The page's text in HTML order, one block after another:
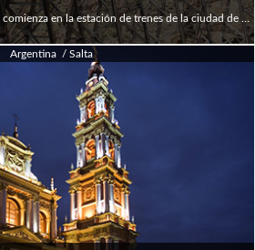
BUS+TREN+BUS: la excursión comienza en la estación de trenes de la ciudad de Salta que se encuentra a 10 cuadras de la plaza principal. El check-in comienza 5:45 am, ya que el primer bus parte hs 6:15 am mientras que el último parte a hs 7:00 am. Recorremos la Ruta Nacional 51, realizando varias paradas fotográficas como Campo Quijano, Viaducto El Toro y El Alfarcito donde tomamos un desayuno campestre. Luego continuamos hasta la estación de trenes de San Antonio de los Cobres donde a la 12 hs comienza la excursión en el tren, con el cual se recorre su trayecto más alto y emblemático que es la obra de ingeniería del Ingeniero Maury conocido como “Viaducto La Polvorilla” de 4220 m.s.n.m. Este recorrido se cruza en dos ocasiones (ida y vuelta) y se realiza una parada de 20’ en un punto panorámico donde podemos descender para tomar fotografías y continuar luego el regreso a San Antonio de los Cobres, previsto para las 15 hs. Aquí se toman los buses hasta el centro del pueblo donde dispondremos 1 hora y media para conocerlo y almorzar (comidas no incluidas). Finalmente abordamos el bus para regresar por la misma ruta hasta Salta, arribando a las 20 hs.
Argentina / Salta